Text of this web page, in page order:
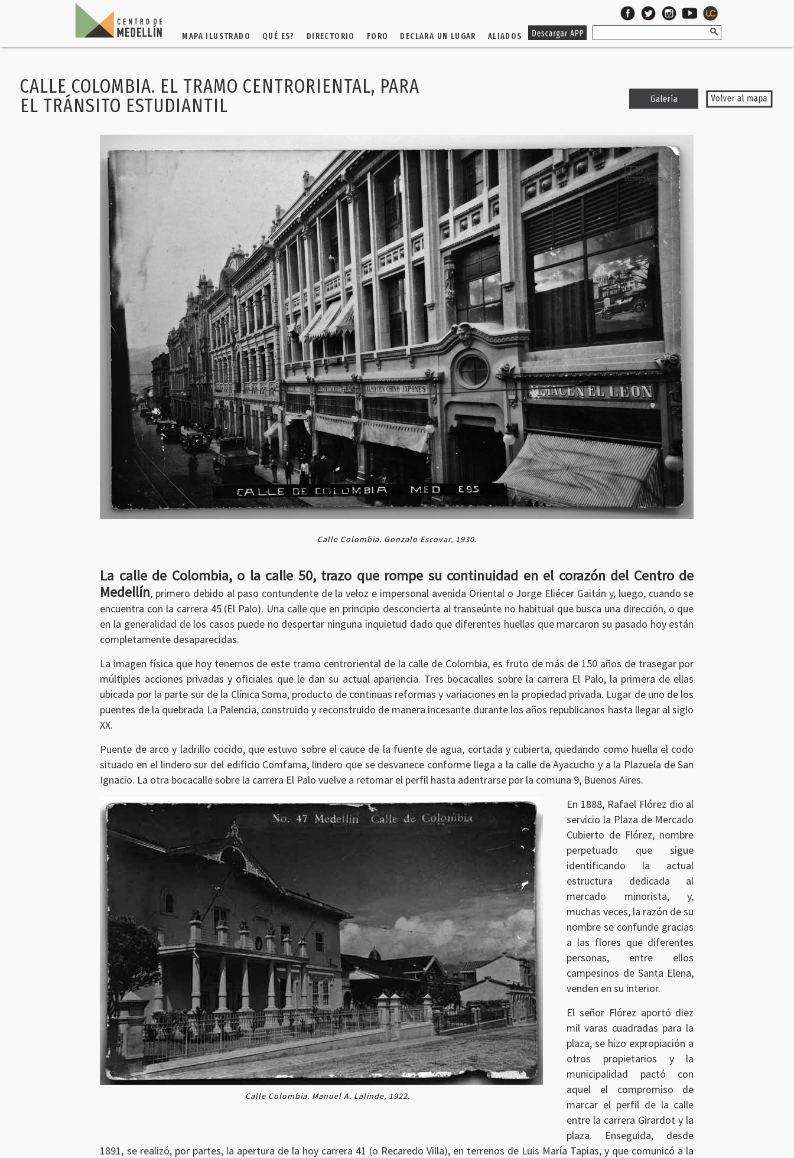
MAPA ILUSTRADO QUÉ ES? DIRECTORIO FORO DECLARA UN LUGAR ALIADOS
CALLE COLOMBIA. EL TRAMO CENTRORIENTAL, PARA
EL TRÁNSITO ESTUDIANTIL
Calle Colombia. Gonzalo Escovar, 1930.
La calle de Colombia, o la calle 50, trazo que rompe su continuidad en el corazón del Centro de
Medellín, primero debido al paso contundente de la veloz e impersonal avenida Oriental o Jorge Eliécer Gaitán y, luego, cuando se
encuentra con la carrera 45 (El Palo). Una calle que en principio desconcierta al transeúnte no habitual que busca una dirección, o que
en la generalidad de los casos puede no despertar ninguna inquietud dado que diferentes huellas que marcaron su pasado hoy están
completamente desaparecidas.
La imagen física que hoy tenemos de este tramo centroriental de la calle de Colombia, es fruto de más de 150 años de trasegar por
múltiples acciones privadas y oficiales que le dan su actual apariencia. Tres bocacalles sobre la carrera El Palo, la primera de ellas
ubicada por la parte sur de la Clínica Soma, producto de continuas reformas y variaciones en la propiedad privada. Lugar de uno de los
puentes de la quebrada La Palencia, construido y reconstruido de manera incesante durante los años republicanos hasta llegar al siglo
XX.
Puente de arco y ladrillo cocido, que estuvo sobre el cauce de la fuente de agua, cortada y cubierta, quedando como huella el codo
situado en el lindero sur del edificio Comfama, lindero que se desvanece conforme llega a la calle de Ayacucho y a la Plazuela de San
Ignacio. La otra bocacalle sobre la carrera El Palo vuelve a retomar el perfil hasta adentrarse por la comuna 9, Buenos Aires.
Calle Colombia. Manuel A. Lalinde, 1922.
En 1888, Rafael Flórez dio al
servicio la Plaza de Mercado
Cubierto de Flórez, nombre
perpetuado que sigue
identificando la actual
estructura dedicada al
mercado minorista, y,
muchas veces, la razón de su
nombre se confunde gracias
a las flores que diferentes
personas, entre ellos
campesinos de Santa Elena,
venden en su interior.
El señor Flórez aportó diez
mil varas cuadradas para la
plaza, se hizo expropiación a
otros propietarios y la
municipalidad pactó con
aquel el compromiso de
marcar el perfil de la calle
entre la carrera Girardot y la
plaza. Enseguida, desde
1891, se realizó, por partes, la apertura de la hoy carrera 41 (o Recaredo Villa), en terrenos de Luis María Tapias, y que comunicó a la